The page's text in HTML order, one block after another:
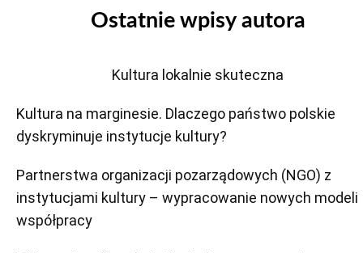
Ostatnie wpisy autora
Kultura lokalnie skuteczna
Kultura na marginesie. Dlaczego państwo polskie
dyskryminuje instytucje kultury?
Partnerstwa organizacji pozarządowych (NGO) z
instytucjami kultury – wypracowanie nowych modeli
współpracy